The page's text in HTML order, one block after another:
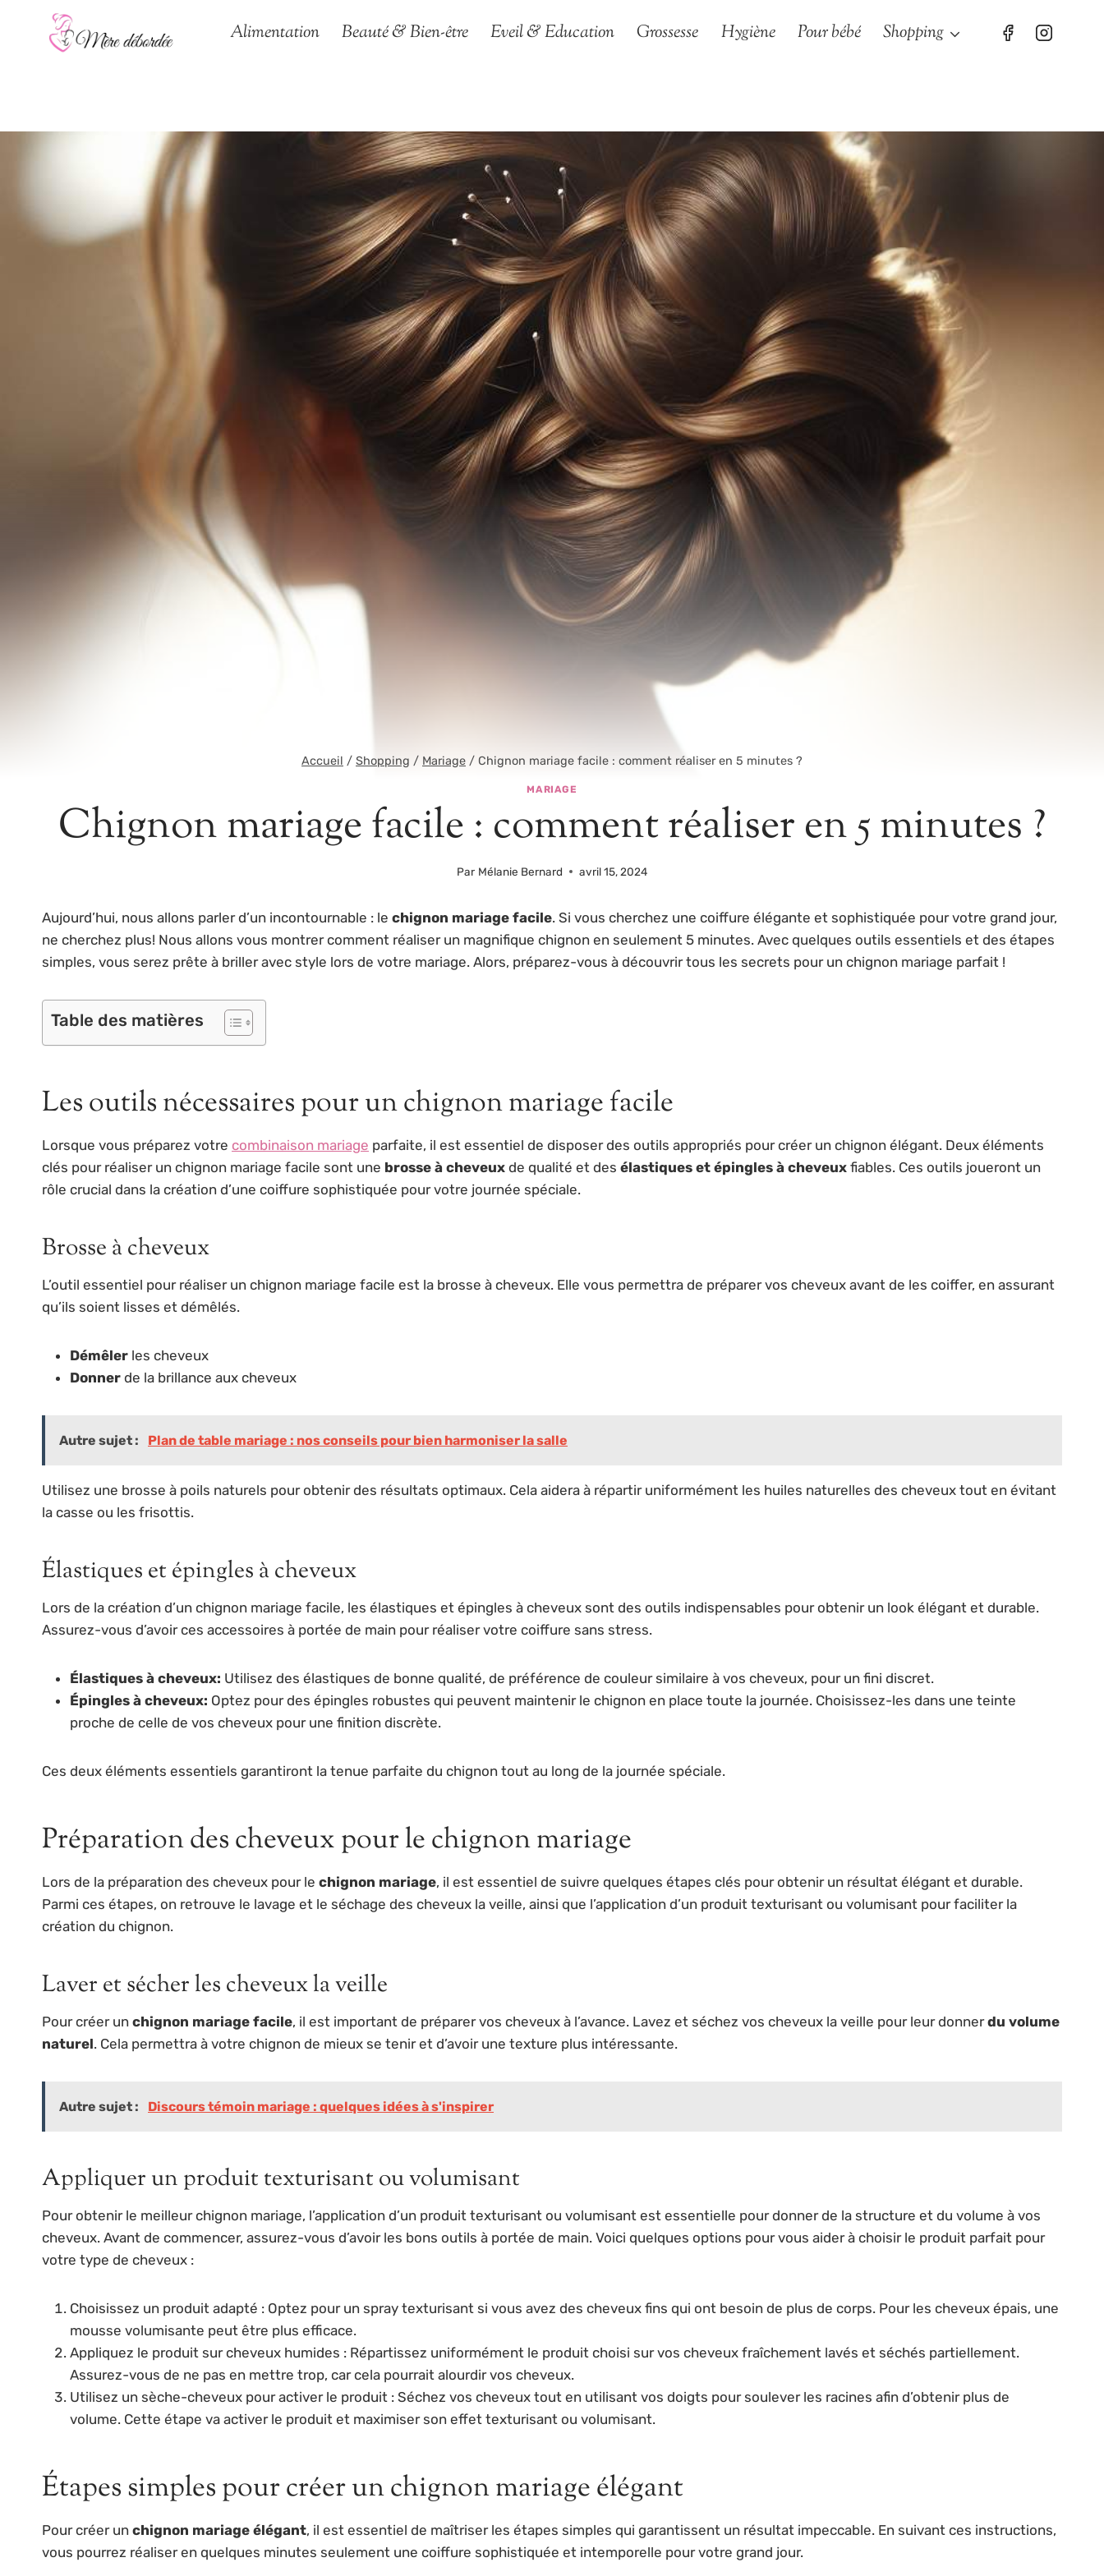
Alimentation Beauté & Bien-être Eveil & Education Grossesse Hygiène Pour bébé Shopping
Accueil / Shopping / Mariage / Chignon mariage facile : comment réaliser en 5 minutes ?
MARIAGE
Chignon mariage facile : comment réaliser en 5 minutes ?
Par Mélanie Bernard avril 15, 2024
Aujourd’hui, nous allons parler d’un incontournable : le chignon mariage facile. Si vous cherchez une coiffure élégante et sophistiquée pour votre grand jour,
ne cherchez plus! Nous allons vous montrer comment réaliser un magnifique chignon en seulement 5 minutes. Avec quelques outils essentiels et des étapes
simples, vous serez prête à briller avec style lors de votre mariage. Alors, préparez-vous à découvrir tous les secrets pour un chignon mariage parfait !
Table des matières
Les outils nécessaires pour un chignon mariage facile
Lorsque vous préparez votre combinaison mariage parfaite, il est essentiel de disposer des outils appropriés pour créer un chignon élégant. Deux éléments
clés pour réaliser un chignon mariage facile sont une brosse à cheveux de qualité et des élastiques et épingles à cheveux fiables. Ces outils joueront un
rôle crucial dans la création d’une coiffure sophistiquée pour votre journée spéciale.
Brosse à cheveux
L’outil essentiel pour réaliser un chignon mariage facile est la brosse à cheveux. Elle vous permettra de préparer vos cheveux avant de les coiffer, en assurant
qu’ils soient lisses et démêlés.
Démêler les cheveux
Donner de la brillance aux cheveux
Autre sujet : Plan de table mariage : nos conseils pour bien harmoniser la salle
Utilisez une brosse à poils naturels pour obtenir des résultats optimaux. Cela aidera à répartir uniformément les huiles naturelles des cheveux tout en évitant
la casse ou les frisottis.
Élastiques et épingles à cheveux
Lors de la création d’un chignon mariage facile, les élastiques et épingles à cheveux sont des outils indispensables pour obtenir un look élégant et durable.
Assurez-vous d’avoir ces accessoires à portée de main pour réaliser votre coiffure sans stress.
Élastiques à cheveux: Utilisez des élastiques de bonne qualité, de préférence de couleur similaire à vos cheveux, pour un fini discret.
Épingles à cheveux: Optez pour des épingles robustes qui peuvent maintenir le chignon en place toute la journée. Choisissez-les dans une teinte
proche de celle de vos cheveux pour une finition discrète.
Ces deux éléments essentiels garantiront la tenue parfaite du chignon tout au long de la journée spéciale.
Préparation des cheveux pour le chignon mariage
Lors de la préparation des cheveux pour le chignon mariage, il est essentiel de suivre quelques étapes clés pour obtenir un résultat élégant et durable.
Parmi ces étapes, on retrouve le lavage et le séchage des cheveux la veille, ainsi que l’application d’un produit texturisant ou volumisant pour faciliter la
création du chignon.
Laver et sécher les cheveux la veille
Pour créer un chignon mariage facile, il est important de préparer vos cheveux à l’avance. Lavez et séchez vos cheveux la veille pour leur donnerdu volume
naturel. Cela permettra à votre chignon de mieux se tenir et d’avoir une texture plus intéressante.
Autre sujet : Discours témoin mariage : quelques idées à s'inspirer
Appliquer un produit texturisant ou volumisant
Pour obtenir le meilleur chignon mariage, l’application d’un produit texturisant ou volumisant est essentielle pour donner de la structure et du volume à vos
cheveux. Avant de commencer, assurez-vous d’avoir les bons outils à portée de main. Voici quelques options pour vous aider à choisir le produit parfait pour
votre type de cheveux :
Choisissez un produit adapté : Optez pour un spray texturisant si vous avez des cheveux fins qui ont besoin de plus de corps. Pour les cheveux épais, une
mousse volumisante peut être plus efficace.
Appliquez le produit sur cheveux humides : Répartissez uniformément le produit choisi sur vos cheveux fraîchement lavés et séchés partiellement.
Assurez-vous de ne pas en mettre trop, car cela pourrait alourdir vos cheveux.
Utilisez un sèche-cheveux pour activer le produit : Séchez vos cheveux tout en utilisant vos doigts pour soulever les racines afin d’obtenir plus de
volume. Cette étape va activer le produit et maximiser son effet texturisant ou volumisant.
Étapes simples pour créer un chignon mariage élégant
Pour créer un chignon mariage élégant, il est essentiel de maîtriser les étapes simples qui garantissent un résultat impeccable. En suivant ces instructions,
vous pourrez réaliser en quelques minutes seulement une coiffure sophistiquée et intemporelle pour votre grand jour.